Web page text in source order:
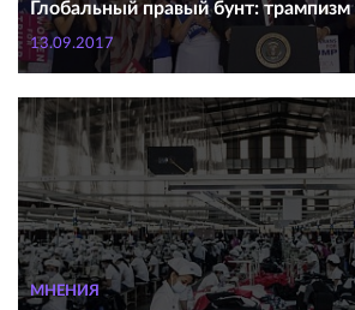
Глобальный правый бунт: трампизм
13.09.2017
МНЕНИЯ